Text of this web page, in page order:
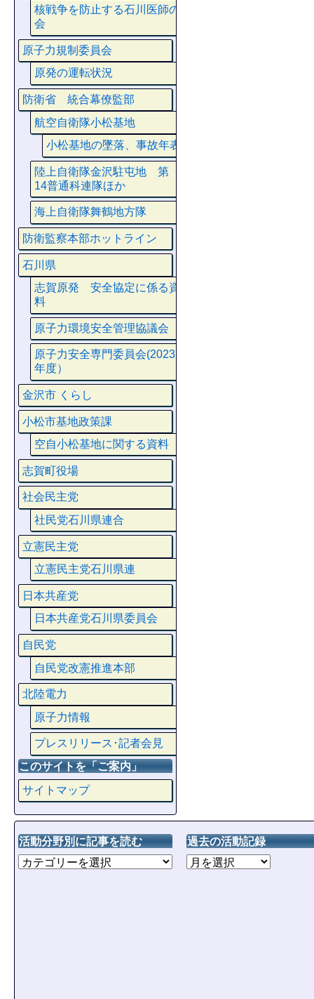
核戦争を防止する石川医師の
会
原子力規制委員会
原発の運転状況
防衛省 統合幕僚監部
航空自衛隊小松基地
小松基地の墜落、事故年表
陸上自衛隊金沢駐屯地 第
14普通科連隊ほか
海上自衛隊舞鶴地方隊
防衛監察本部ホットライン
石川県
志賀原発 安全協定に係る資
料
原子力環境安全管理協議会
原子力安全専門委員会(2023
年度）
金沢市 くらし
小松市基地政策課
空自小松基地に関する資料
志賀町役場
社会民主党
社民党石川県連合
立憲民主党
立憲民主党石川県連
日本共産党
日本共産党石川県委員会
自民党
自民党改憲推進本部
北陸電力
原子力情報
プレスリリース･記者会見
このサイトを「ご案内」
サイトマップ
活動分野別に記事を読む 過去の活動記録